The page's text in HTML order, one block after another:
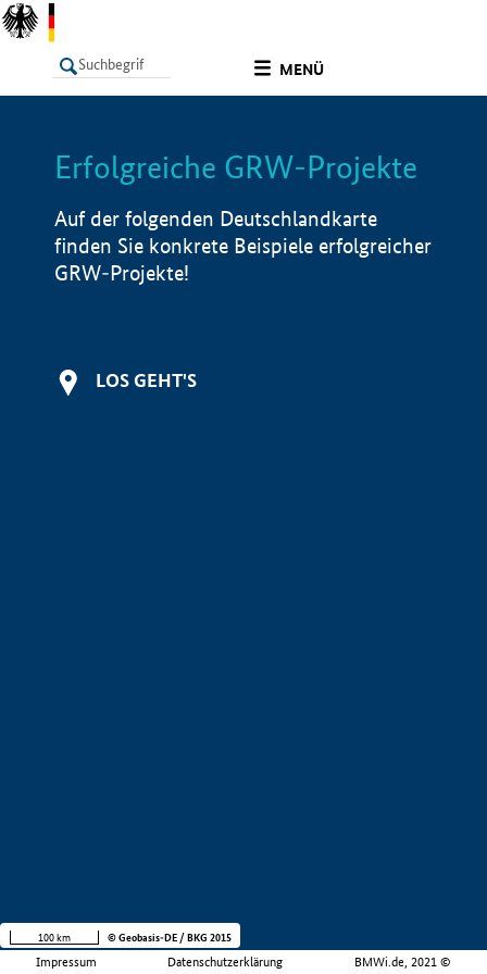
MENÜ
LISTE Info
Erfolgreiche GRW-Projekte
Auf der folgenden Deutschlandkarte
finden Sie konkrete Beispiele erfolgreicher
GRW-Projekte!
LOS GEHT'S
Impressum Datenschutzerklärung BMWi.de, 2021 ©
100 km © Geobasis-DE / BKG 2015